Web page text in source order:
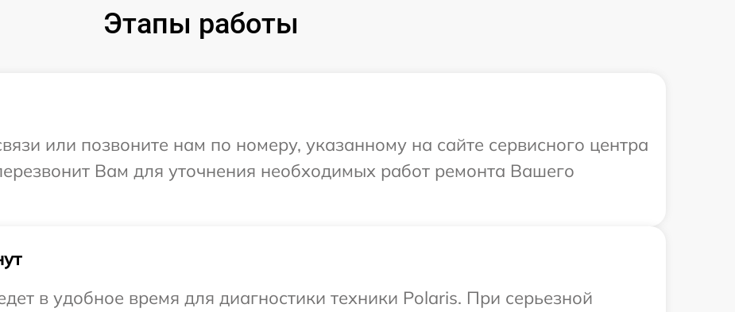
Этапы работы
или позвоните нам по номеру, указанному на сайте сервисного центра
Вам для уточнения необходимых работ ремонта Вашего
в удобное время для диагностики техники Polaris. При серьезной